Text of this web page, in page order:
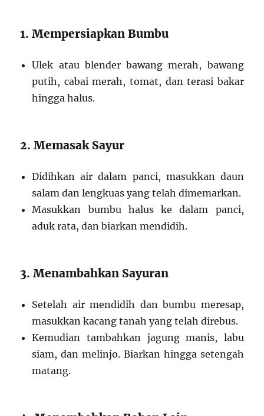
1. Mempersiapkan Bumbu
Ulek atau blender bawang merah, bawang
putih, cabai merah, tomat, dan terasi bakar
hingga halus.
2. Memasak Sayur
Didihkan air dalam panci, masukkan daun
salam dan lengkuas yang telah dimemarkan.
Masukkan bumbu halus ke dalam panci,
aduk rata, dan biarkan mendidih.
3. Menambahkan Sayuran
Setelah air mendidih dan bumbu meresap,
masukkan kacang tanah yang telah direbus.
Kemudian tambahkan jagung manis, labu
siam, dan melinjo. Biarkan hingga setengah
matang.